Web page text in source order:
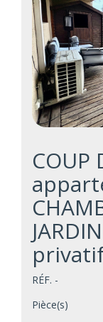
COUP
RÉF. -
Pièce(s)